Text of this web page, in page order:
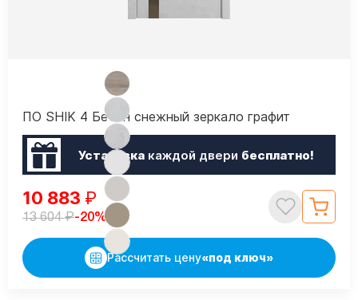
ПО SHIK 4 Бетон снежный зеркало графит
Установкакаждой двери бесплатно!
10 883 ₽
13 604₽-20%
Рассчитать цену«под ключ»